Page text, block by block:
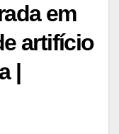
em
artifício
|